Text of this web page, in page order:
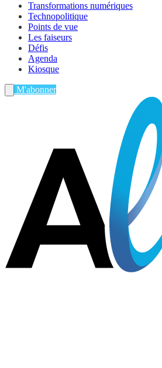
Transformations numériques
Technopolitique
Points de vue
Les faiseurs
Défis
Agenda
Kiosque
M'abonner